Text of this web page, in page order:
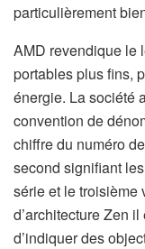
particulièrement
AMD revendique le
portables plus fins,
énergie. La société
convention de
chiffre du numéro
second signifiant
série et le troisième
d’architecture Zen
d’indiquer des